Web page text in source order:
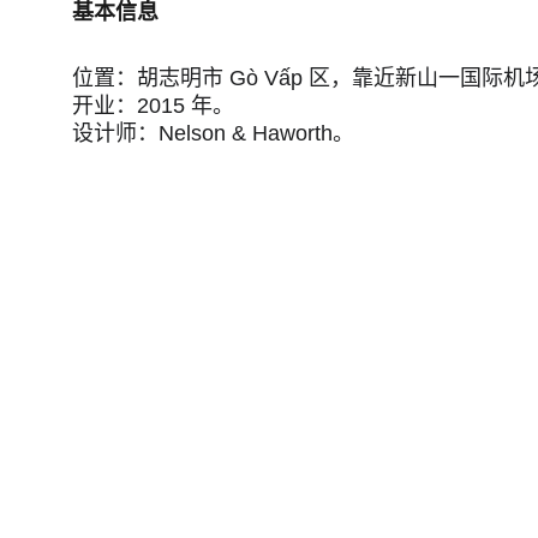
基本信息
位置：胡志明市 Gò Vấp 区，靠近新山一国际机
开业：2015 年。
设计师：Nelson & Haworth。